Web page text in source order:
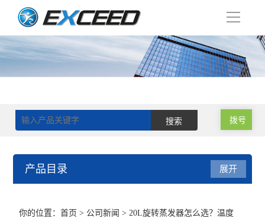
导
拨号
产品目录 展开
你的位置：首页 > 公司新闻 > 20L旋转蒸发器怎么选？温度